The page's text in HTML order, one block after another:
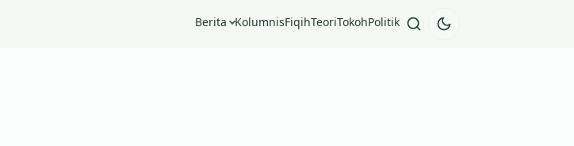
Berita KolumnisFiqihTeoriTokohPolitik